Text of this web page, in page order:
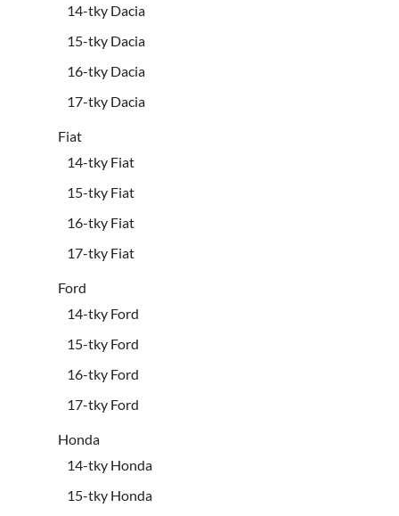
14-tky Dacia
15-tky Dacia
16-tky Dacia
17-tky Dacia
Fiat
14-tky Fiat
15-tky Fiat
16-tky Fiat
17-tky Fiat
Ford
14-tky Ford
15-tky Ford
16-tky Ford
17-tky Ford
Honda
14-tky Honda
15-tky Honda